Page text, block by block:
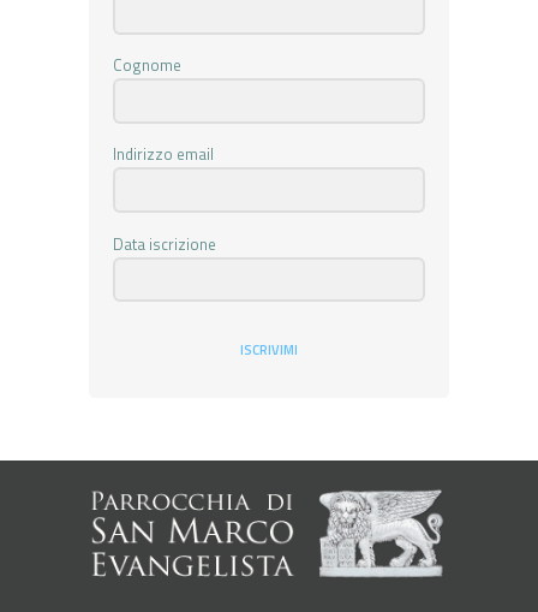
Cognome
Indirizzo email
Data iscrizione
ISCRIVIMI